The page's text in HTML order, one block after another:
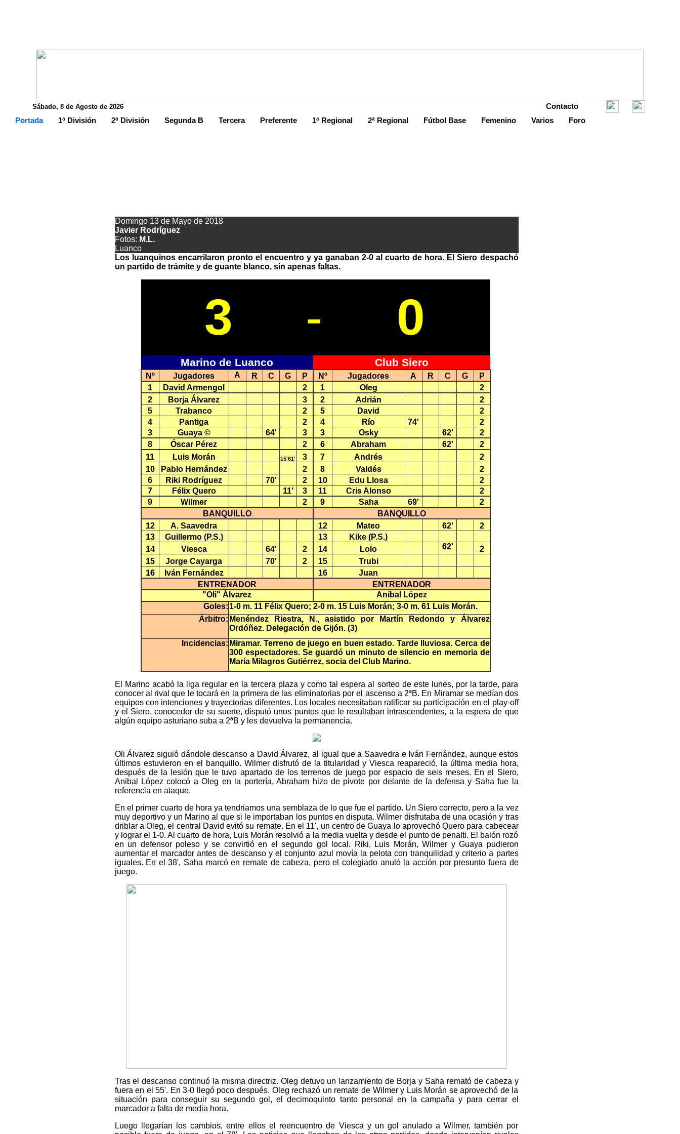
Sábado, 8 de Agosto de 2026 Contacto
Portada 1ª División 2ª División Segunda B Tercera Preferente 1ª Regional 2ª Regional Fútbol Base Femenino Varios Foro
Domingo 13 de Mayo de 2018
Javier Rodríguez
Fotos: M.L.
Luanco
Los luanquinos encarrilaron pronto el encuentro y ya ganaban 2-0 al cuarto de hora. El Siero despachó
un partido de trámite y de guante blanco, sin apenas faltas.
3 - 0
Marino de Luanco Club Siero
Nº Jugadores A R C G P Nº Jugadores A R C G
P
1
David Armengol 2 1 Oleg
2
2
Borja Álvarez 3 2 Adrián
2
5
Trabanco 2 5 David
2
4
Pantiga 2 4 Río 74'
2
3
Guaya © 64' 3 3 Osky 62'
2
8
Óscar Pérez 2 6 Abraham 62'
2
11
Luis Morán 15'61' 3 7 Andrés
2
10
Pablo Hernández 2 8 Valdés
2
6
Riki Rodríguez 70' 2 10 Edu Llosa
2
7
Félix Quero 11' 3 11 Cris Alonso
2
9
Wilmer 2 9 Saha 69'
2
BANQUILLO
BANQUILLO
12
A. Saavedra 12 Mateo 62'
2
13
Guillermo (P.S.) 13
Kike (P.S.)
14
Viesca 64' 2 14 Lolo 62'
2
15
Jorge Cayarga 70' 2 15
Trubi
16
Iván Fernández 16
Juan
ENTRENADOR
ENTRENADOR
"Oli" Álvarez
Aníbal López
Goles: 1-0 m. 11 Félix Quero; 2-0 m. 15 Luis Morán; 3-0 m. 61 Luis Morán.
Árbitro: Menéndez Riestra, N., asistido por Martín Redondo y Álvarez
Ordóñez. Delegación de Gijón. (3)
Incidencias: Miramar. Terreno de juego en buen estado. Tarde lluviosa. Cerca de
300 espectadores. Se guardó un minuto de silencio en memoria de
María Milagros Gutiérrez, socia del Club Marino.
El Marino acabó la liga regular en la tercera plaza y como tal espera al sorteo de este lunes, por la tarde, para
conocer al rival que le tocará en la primera de las eliminatorias por el ascenso a 2ªB. En Miramar se medían dos
equipos con intenciones y trayectorias diferentes. Los locales necesitaban ratificar su participación en el play-off
y el Siero, conocedor de su suerte, disputó unos puntos que le resultaban intrascendentes, a la espera de que
algún equipo asturiano suba a 2ªB y les devuelva la permanencia.
Oli Álvarez siguió dándole descanso a David Álvarez, al igual que a Saavedra e Iván Fernández, aunque estos
últimos estuvieron en el banquillo. Wilmer disfrutó de la titularidad y Viesca reapareció, la última media hora,
después de la lesión que le tuvo apartado de los terrenos de juego por espacio de seis meses. En el Siero,
Anibal López colocó a Oleg en la portería, Abraham hizo de pivote por delante de la defensa y Saha fue la
referencia en ataque.
En el primer cuarto de hora ya tendriamos una semblaza de lo que fue el partido. Un Siero correcto, pero a la vez
muy deportivo y un Marino al que si le importaban los puntos en disputa. Wilmer disfrutaba de una ocasión y tras
driblar a Oleg, el central David evitó su remate. En el 11', un centro de Guaya lo aprovechó Quero para cabecear
y lograr el 1-0. Al cuarto de hora, Luis Morán resolvió a la media vuelta y desde el punto de penalti. El balón rozó
en un defensor poleso y se convirtió en el segundo gol local. Riki, Luis Morán, Wilmer y Guaya pudieron
aumentar el marcador antes de descanso y el conjunto azul movía la pelota con tranquilidad y criterio a partes
iguales. En el 38', Saha marcó en remate de cabeza, pero el colegiado anuló la acción por presunto fuera de
juego.
Tras el descanso continuó la misma directriz. Oleg detuvo un lanzamiento de Borja y Saha remató de cabeza y
fuera en el 55'. En 3-0 llegó poco después. Oleg rechazó un remate de Wilmer y Luis Morán se aprovechó de la
situación para conseguir su segundo gol, el decimoquinto tanto personal en la campaña y para cerrar el
marcador a falta de media hora.
Luego llegarían los cambios, entre ellos el reencuentro de Viesca y un gol anulado a Wilmer, también por